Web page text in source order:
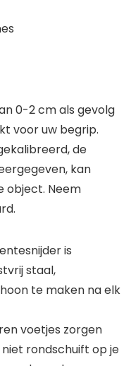
0-2 cm als gevolg
voor uw begrip.
de
kan
object. Neem
is
staal,
te maken na elk
voetjes zorgen
rondschuift op je